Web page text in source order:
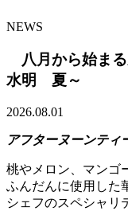
NEWS
八月から始まる
水明 夏～
2026.08.01
アフターヌーンテ
桃やメロン、マンゴ
ふんだんに使用した
シェフのスペシャリ